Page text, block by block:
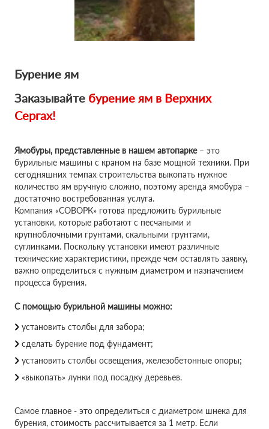
Бурение ям
Заказывайте бурение ям в Верхних
Сергах!
Ямобуры, представленные в нашем автопарке– это
бурильные машины с краном на базе мощной техники. При
сегодняшних темпах строительства выкопать нужное
количество ям вручную сложно, поэтому аренда ямобура –
достаточно востребованная услуга.
Компания «СОВОРК» готова предложить бурильные
установки, которые работают с песчаными и
крупноблочными грунтами, скальными грунтами,
суглинками. Поскольку установки имеют различные
технические характеристики, прежде чем оставлять заявку,
важно определиться с нужным диаметром и назначением
процесса бурения.
С помощью бурильной машины можно:
установить столбы для забора;
сделать бурение под фундамент;
установить столбы освещения, железобетонные опоры;
«выкопать» лунки под посадку деревьев.
Самое главное - это определиться с диаметром шнека для
бурения, стоимость рассчитывается за 1 метр. Если